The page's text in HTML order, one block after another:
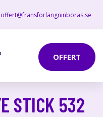
offert@fransforlangninboras.se
OFFERT
STICK 532